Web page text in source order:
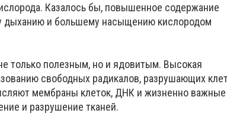
Казалось бы, повышенное содержание
дыханию и большему насыщению кислородом
только полезным, но и ядовитым. Высокая
свободных радикалов, разрушающих
мембраны клеток, ДНК и жизненно важные
и разрушение тканей.